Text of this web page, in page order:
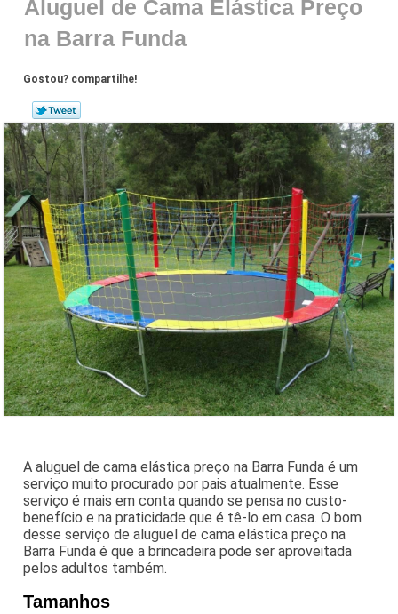
Aluguel de Cama Elástica Preço
na Barra Funda
Gostou? compartilhe!
A aluguel de cama elástica preço na Barra Funda é um
serviço muito procurado por pais atualmente. Esse
serviço é mais em conta quando se pensa no custo-
benefício e na praticidade que é tê-lo em casa. O bom
desse serviço de aluguel de cama elástica preço na
Barra Funda é que a brincadeira pode ser aproveitada
pelos adultos também.
Tamanhos